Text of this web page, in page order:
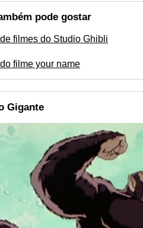
pode gostar
filmes do Studio Ghibli
filme your name
Gigante